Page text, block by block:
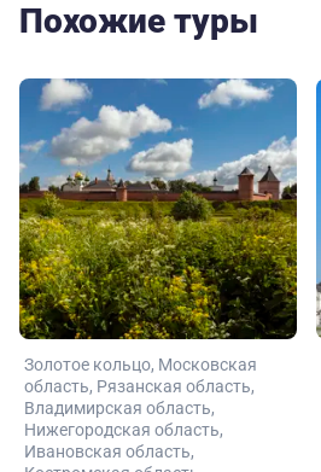
Похожие туры
Золотое кольцо Московская
область Рязанская область
Владимирская область
Нижегородская область
Ивановская область